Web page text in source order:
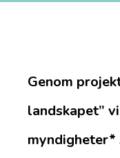
Genom
landskapet”